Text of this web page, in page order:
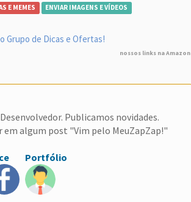
E MEMES ENVIAR IMAGENS E VÍDEOS
Grupo de Dicas e Ofertas!
nossos links na Amazon
Publicamos novidades.
em algum post "Vim pelo MeuZapZap!"
Portfólio